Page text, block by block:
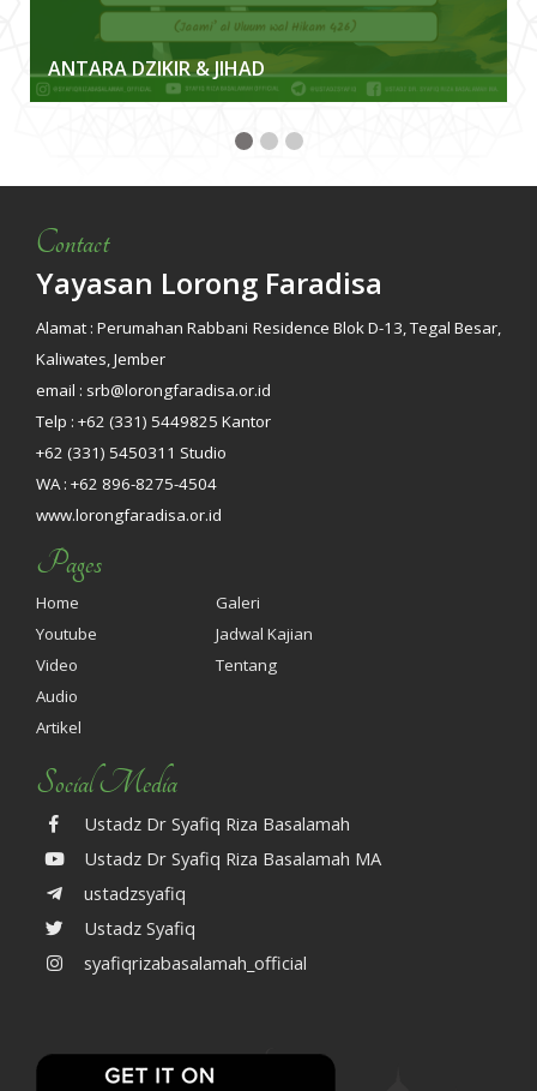
ANTARA DZIKIR & JIHAD
Contact
Yayasan Lorong Faradisa
Alamat : Perumahan Rabbani Residence Blok D-13, Tegal Besar,
Kaliwates, Jember
email : srb@lorongfaradisa.or.id
Telp : +62 (331) 5449825 Kantor
+62 (331) 5450311 Studio
WA : +62 896-8275-4504
www.lorongfaradisa.or.id
Pages
Home
Youtube
Video
Audio
Artikel
Galeri
Jadwal Kajian
Tentang
Social Media
Ustadz Dr Syafiq Riza Basalamah
Ustadz Dr Syafiq Riza Basalamah MA
ustadzsyafiq
Ustadz Syafiq
syafiqrizabasalamah_official